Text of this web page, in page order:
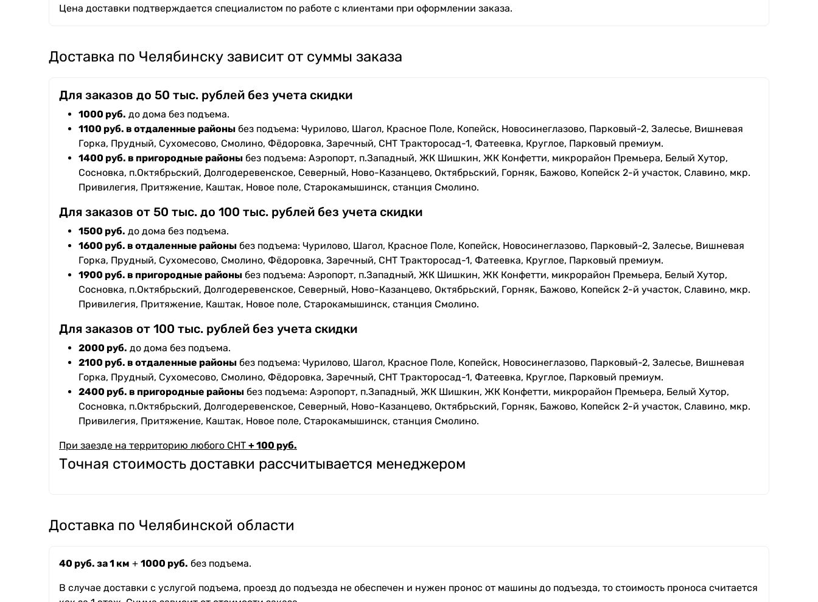
Цена доставки подтверждается специалистом по работе с клиентами при оформлении заказа.
Доставка по Челябинску зависит от суммы заказа
Для заказов до 50 тыс. рублей без учета скидки
1000 руб. до дома без подъема.
1100 руб. в отдаленные районы без подъема: Чурилово, Шагол, Красное Поле, Копейск, Новосинеглазово, Парковый-2, Залесье, Вишневая
Горка, Прудный, Сухомесово, Смолино, Фёдоровка, Заречный, СНТ Тракторосад-1, Фатеевка, Круглое, Парковый премиум.
1400 руб. в пригородные районы без подъема: Аэропорт, п.Западный, ЖК Шишкин, ЖК Конфетти, микрорайон Премьера, Белый Хутор,
Сосновка, п.Октябрьский, Долгодеревенское, Северный, Ново-Казанцево, Октябрьский, Горняк, Бажово, Копейск 2-й участок, Славино, мкр.
Привилегия, Притяжение, Каштак, Новое поле, Старокамышинск, станция Смолино.
Для заказов от 50 тыс. до 100 тыс. рублей без учета скидки
1500 руб. до дома без подъема.
1600 руб. в отдаленные районы без подъема: Чурилово, Шагол, Красное Поле, Копейск, Новосинеглазово, Парковый-2, Залесье, Вишневая
Горка, Прудный, Сухомесово, Смолино, Фёдоровка, Заречный, СНТ Тракторосад-1, Фатеевка, Круглое, Парковый премиум.
1900 руб. в пригородные районы без подъема: Аэропорт, п.Западный, ЖК Шишкин, ЖК Конфетти, микрорайон Премьера, Белый Хутор,
Сосновка, п.Октябрьский, Долгодеревенское, Северный, Ново-Казанцево, Октябрьский, Горняк, Бажово, Копейск 2-й участок, Славино, мкр.
Привилегия, Притяжение, Каштак, Новое поле, Старокамышинск, станция Смолино.
Для заказов от 100 тыс. рублей без учета скидки
2000 руб. до дома без подъема.
2100 руб. в отдаленные районы без подъема: Чурилово, Шагол, Красное Поле, Копейск, Новосинеглазово, Парковый-2, Залесье, Вишневая
Горка, Прудный, Сухомесово, Смолино, Фёдоровка, Заречный, СНТ Тракторосад-1, Фатеевка, Круглое, Парковый премиум.
2400 руб. в пригородные районы без подъема: Аэропорт, п.Западный, ЖК Шишкин, ЖК Конфетти, микрорайон Премьера, Белый Хутор,
Сосновка, п.Октябрьский, Долгодеревенское, Северный, Ново-Казанцево, Октябрьский, Горняк, Бажово, Копейск 2-й участок, Славино, мкр.
Привилегия, Притяжение, Каштак, Новое поле, Старокамышинск, станция Смолино.
При заезде на территорию любого СНТ + 100 руб.
Точная стоимость доставки рассчитывается менеджером
Доставка по Челябинской области
40 руб. за 1 км + 1000 руб. без подъема.
В случае доставки с услугой подъема, проезд до подъезда не обеспечен и нужен пронос от машины до подъезда, то стоимость проноса считается